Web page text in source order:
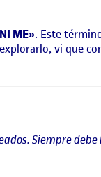
ME». Este
vi que
Siempre